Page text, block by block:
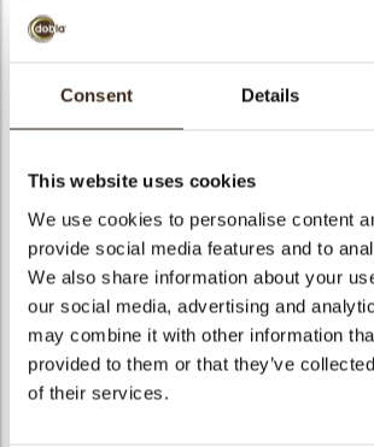
Consent Details
This website uses cookies
We use cookies to personalise content
provide social media features and to
We also share information about your
our social media, advertising and
may combine it with other information
provided to them or that they’ve
of their services.
Cigarillo multi
assortment
Netto gewicht
Bruto gewicht
Aantal stuks
Vorm
Beschikbaarheid
Het
Afmetingen
Kleur